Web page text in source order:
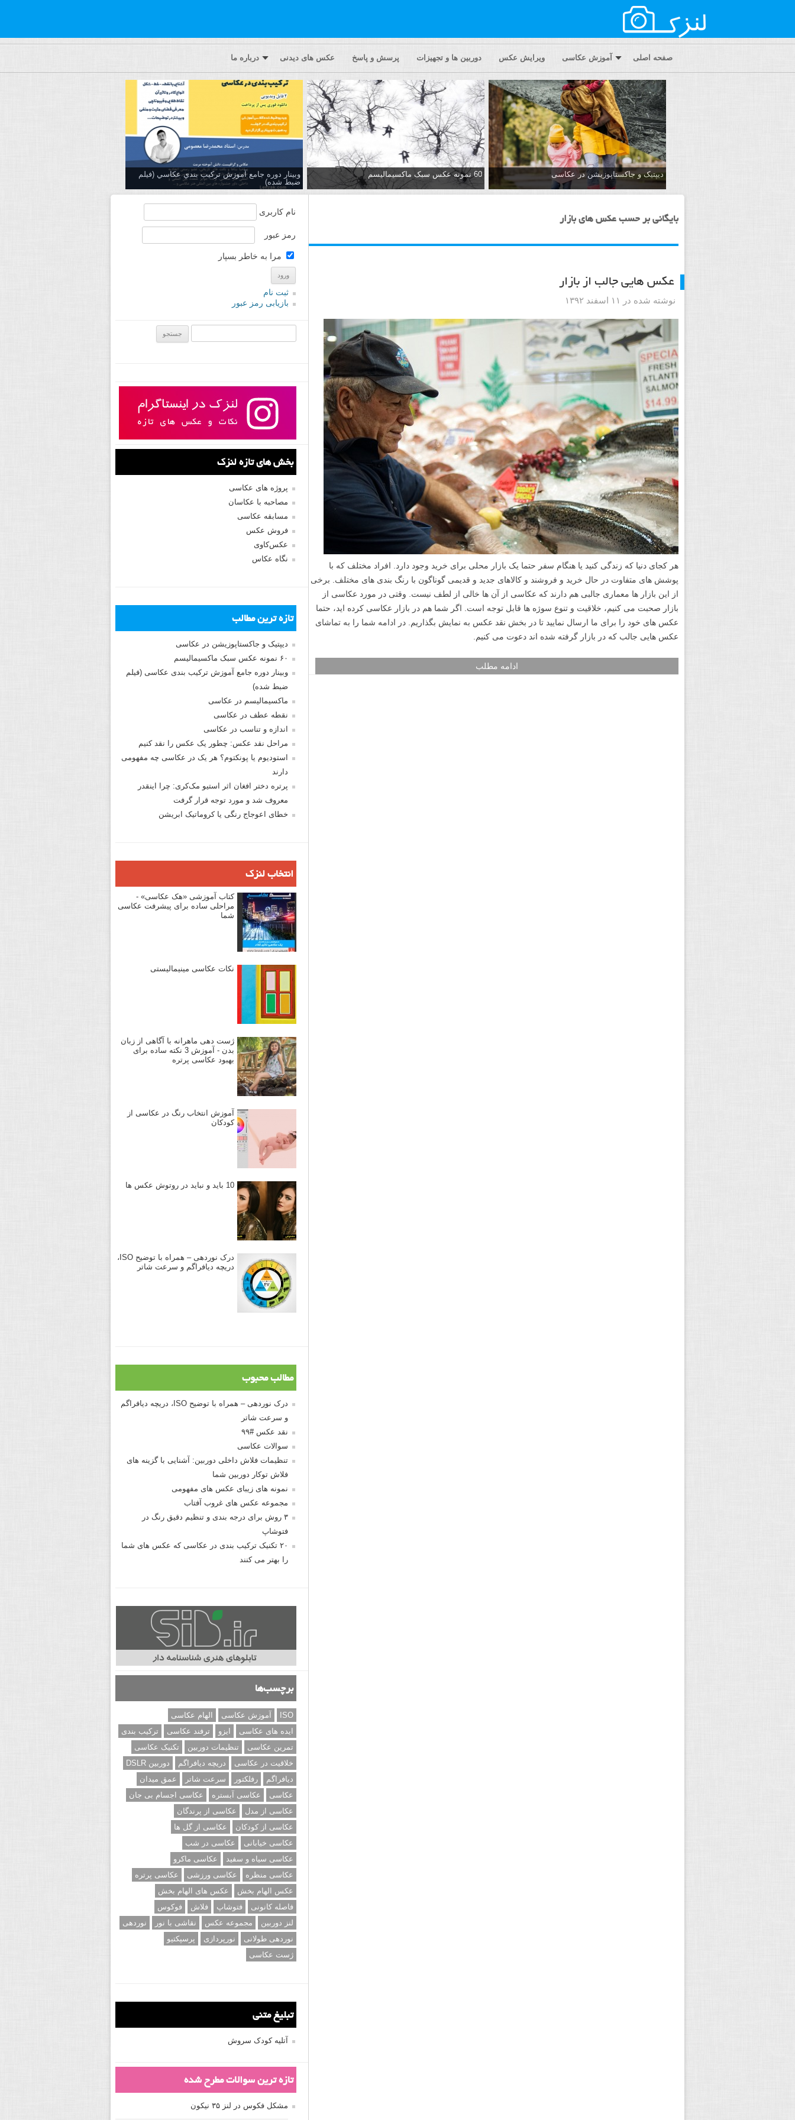
صفحه اصلی آموزش عکاسی ویرایش عکس دوربین ها و تجهیزات پرسش و پاسخ عکس های دیدنی درباره ما
دیپتیک و جاکستا‌پوزیشن در عکاسی 60 نمونه عکس سبک ماکسیمالیسم
وبینار دوره جامع آموزش تركيب بندي عكاسي (فیلم
ضبط شده)
بایگانی بر حسب عکس های بازار
عکس هایی جالب از بازار
نوشته شده در ۱۱ اسفند ۱۳۹۲
هر کجای دنیا که زندگی کنید یا هنگام سفر حتما یک بازار محلی برای خرید وجود دارد. افراد مختلف که با
پوشش های متفاوت در حال خرید و فروشند و کالاهای جدید و قدیمی گوناگون با رنگ بندی های مختلف. برخی
از این بازار ها معماری جالبی هم دارند که عکاسی از آن ها خالی از لطف نیست. وقتی در مورد عکاسی از
بازار صحبت می کنیم، خلاقیت و تنوع سوژه ها قابل توجه است. اگر شما هم در بازار عکاسی کرده اید، حتما
عکس های خود را برای ما ارسال نمایید تا در بخش نقد عکس به نمایش بگذاریم. در ادامه شما را به تماشای
عکس هایی جالب که در بازار گرفته شده اند دعوت می کنیم.
ادامه مطلب
نام کاربری
رمز عبور
مرا به خاطر بسپار
ثبت نام
بازیابی رمز عبور
بخش های تازه لنزک
پروژه های عکاسی
مصاحبه با عکاسان
مسابقه عکاسی
فروش عکس
عکس‌کاوی
نگاه عکاس
تازه ترین مطالب
دیپتیک و جاکستا‌پوزیشن در عکاسی
۶۰ نمونه عکس سبک ماکسیمالیسم
وبینار دوره جامع آموزش ترکیب بندی عکاسی (فیلم
ضبط شده)
ماکسیمالیسم در عکاسی
نقطه عطف در عکاسی
اندازه و تناسب در عکاسی
مراحل نقد عکس: چطور یک عکس را نقد کنیم
استودیوم یا پونکتوم؟ هر یک در عکاسی چه مفهومی
دارند
پرتره دختر افغان اثر استیو مک‌کری: چرا اینقدر
معروف شد و مورد توجه قرار گرفت
خطای اعوجاج رنگی یا کروماتیک ابریشن
انتخاب لنزک
کتاب آموزشی «هک عکاسی» -
مراحلی ساده برای پیشرفت عکاسی
شما
نکات عکاسی مینیمالیستی
ژست دهی ماهرانه با آگاهی از زبان
بدن - آموزش 3 نکته ساده برای
بهبود عکاسی پرتره
آموزش انتخاب رنگ در عکاسی از
کودکان
10 باید و نباید در روتوش عکس ها
درک نوردهی – همراه با توضیح ISO،
دریچه دیافراگم و سرعت شاتر
مطالب محبوب
درک نوردهی – همراه با توضیح ISO، دریچه دیافراگم
و سرعت شاتر
نقد عکس #۹۹
سوالات عکاسی
تنظیمات فلاش داخلی دوربین: آشنایی با گزینه های
فلاش توکار دوربین شما
نمونه های زیبای عکس های مفهومی
مجموعه عکس های غروب آفتاب
۳ روش برای درجه بندی و تنظیم دقیق رنگ در
فتوشاپ
۲۰ تکنیک ترکیب بندی در عکاسی که عکس های شما
را بهتر می کنند
برچسب‌ها
ISO آموزش عکاسی
الهام عکاسی
ایده های عکاسی
ایزو ترفند عکاسی
ترکیب بندی
تمرین عکاسی
تنظیمات دوربین
تکنیک عکاسی
خلاقیت در عکاسی
دریچه دیافراگم
دوربین DSLR
دیافراگم
رفلکتور سرعت شاتر
عمق میدان
عکاسی
عکاسی آبستره
عکاسی اجسام بی جان
عکاسی از مدل
عکاسی از پرندگان
عکاسی از کودکان
عکاسی از گل ها
عکاسی خیابانی
عکاسی در شب
عکاسی سیاه و سفید
عکاسی ماکرو
عکاسی منظره
عکاسی ورزشی
عکاسی پرتره
عکس الهام بخش
عکس های الهام بخش
فاصله کانونی
فتوشاپ فلاش
فوکوس
لنز دوربین
مجموعه عکس نقاشی با نور
نوردهی
نوردهی طولانی
نورپردازی
پرسپکتیو
ژست عکاسی
تبلیغ متنی
آتلیه کودک سروش
تازه ترین سوالات مطرح شده
مشکل فکوس در لنز ۳۵ نیکون